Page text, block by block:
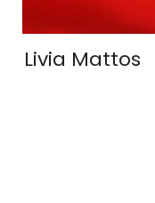
Livia Mattos